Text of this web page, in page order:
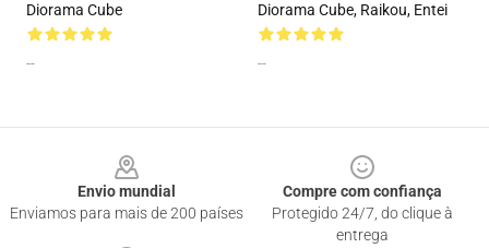
Diorama Cube
--
Diorama Cube, Raikou, Entei
--
Envio mundial
Enviamos para mais de 200 países
Compre com confiança
Protegido 24/7, do clique à
entrega